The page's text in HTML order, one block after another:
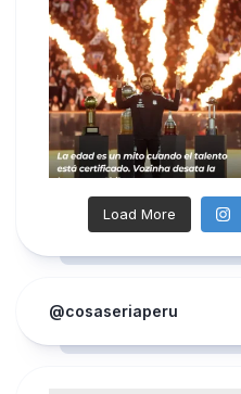
Load More
@cosaseriaperu